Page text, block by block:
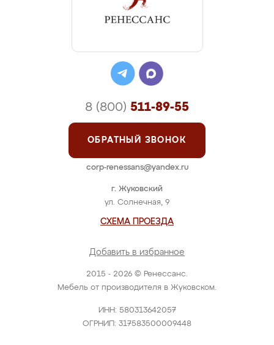
2015 - 2026 © Ренессанс.
Мебель от производителя в Жуковском.
ИНН: 580313642057
ОГРНИП: 317583500009448
г. Жуковский
ул. Солнечная, 9
СХЕМА ПРОЕЗДА
Добавить в избранное
8 (800) 511-89-55
ОБРАТНЫЙ ЗВОНОК
corp-renessans@yandex.ru